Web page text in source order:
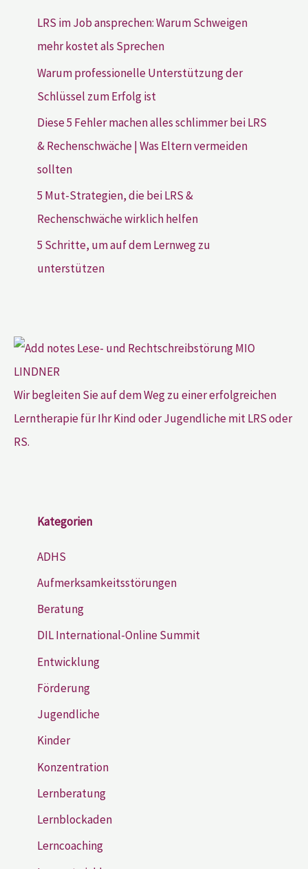
LRS im Job ansprechen: Warum Schweigen
mehr kostet als Sprechen
Warum professionelle Unterstützung der
Schlüssel zum Erfolg ist
Diese 5 Fehler machen alles schlimmer bei LRS
& Rechenschwäche | Was Eltern vermeiden
sollten
5 Mut-Strategien, die bei LRS &
Rechenschwäche wirklich helfen
5 Schritte, um auf dem Lernweg zu
unterstützen
Wir begleiten Sie auf dem Weg zu einer erfolgreichen
Lerntherapie für Ihr Kind oder Jugendliche mit LRS oder
RS.
Kategorien
ADHS
Aufmerksamkeitsstörungen
Beratung
DIL International-Online Summit
Entwicklung
Förderung
Jugendliche
Kinder
Konzentration
Lernberatung
Lernblockaden
Lerncoaching